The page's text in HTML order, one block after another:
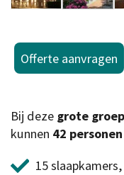
Offerte aanvragen
Bij deze grote
kunnen 42 personen
15